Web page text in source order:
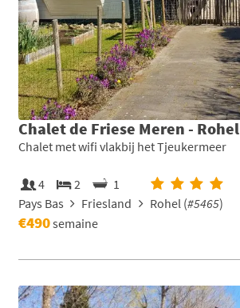
Chalet de Friese Meren - Rohel
Chalet met wifi vlakbij het Tjeukermeer
4 2
1
Pays Bas
Friesland Rohel (#5465)
€490semaine